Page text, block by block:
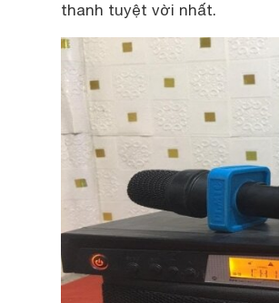
thanh tuyệt vời nhất.